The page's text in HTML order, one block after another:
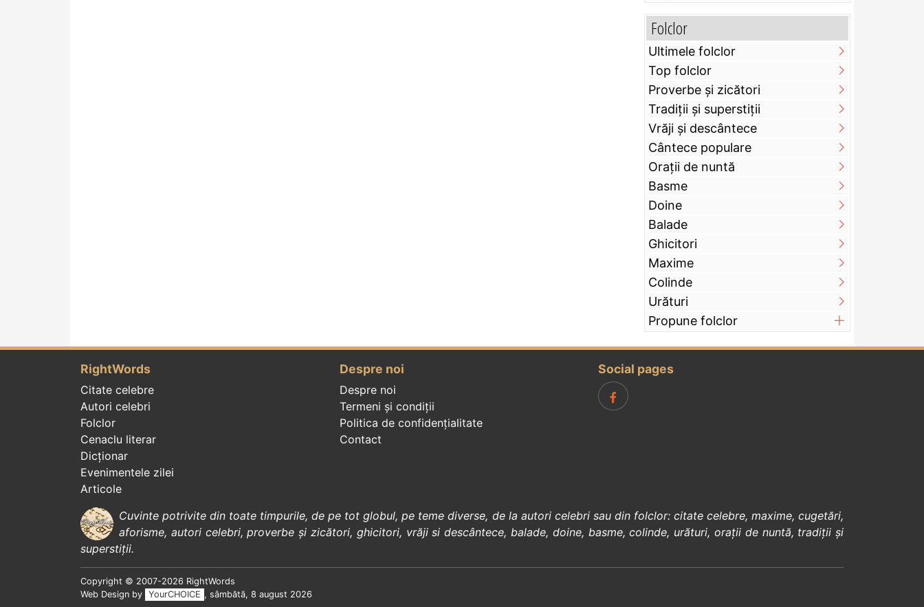
Folclor
Ultimele folclor
Top folclor
Proverbe și zicători
Tradiții și superstiții
Vrăji și descântece
Cântece populare
Orații de nuntă
Basme
Doine
Balade
Ghicitori
Maxime
Colinde
Urături
Propune folclor
RightWords
Citate celebre
Autori celebri
Folclor
Cenaclu literar
Dicționar
Evenimentele zilei
Articole
Despre noi
Despre noi
Termeni și condiții
Politica de confidenţialitate
Contact
Social pages
Cuvinte potrivite din toate timpurile, de pe tot globul, pe teme diverse, de la autori celebrisau din folclor: citate celebre, maxime,cugetări,
aforisme, autori celebri,proverbe și zicători, ghicitori, vrăji si descântece, balade, doine, basme,colinde, urături, orații de nuntă, tradiții și
superstiții.
Copyright © 2007-2026 RightWords
Web Design by
YourCHOICE , sâmbătă, 8 august 2026